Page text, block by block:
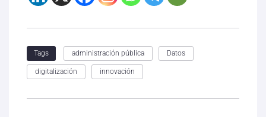
Tags administración pública Datos
digitalización innovación